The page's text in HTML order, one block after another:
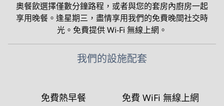
奧餐飲選擇僅數分鐘路程，或者與您的套房內廚房一起
享用晚餐。逢星期三，盡情享用我們的免費晚間社交時
光。免費提供 Wi-Fi 無線上網。
我們的設施配套
免費熱早餐 免費 WiFi 無線上網